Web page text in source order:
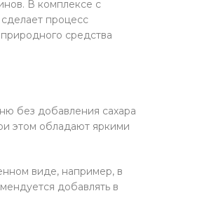
В комплексе с
процесс
средства
без добавления сахара
этом обладают яркими
виде, например, в
добавлять в